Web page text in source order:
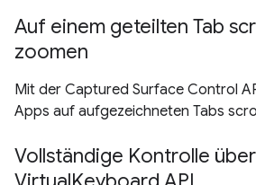
Auf einem geteilten Tab
zoomen
Mit der Captured Surface Control
Apps auf aufgezeichneten Tabs
Vollständige Kontrolle